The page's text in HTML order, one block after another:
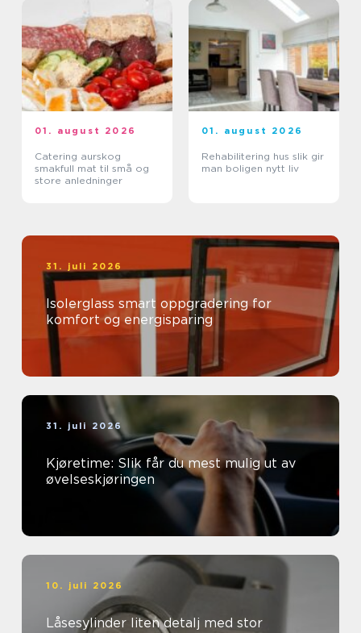
01. august 2026
Catering aurskog
smakfull mat til små og
store anledninger
01. august 2026
Rehabilitering hus slik gir
man boligen nytt liv
31. juli 2026
Isolerglass smart oppgradering for
komfort og energisparing
31. juli 2026
Kjøretime: Slik får du mest mulig ut av
øvelseskjøringen
10. juli 2026
Låsesylinder liten detalj med stor